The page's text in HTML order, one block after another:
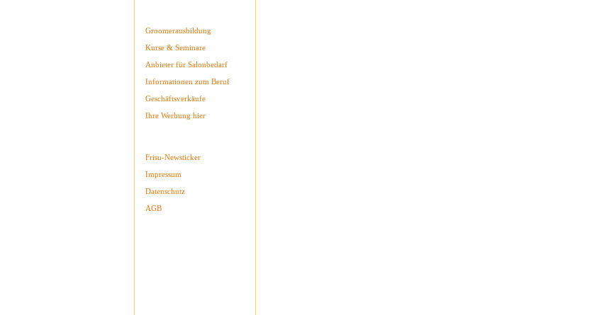
Groomerausbildung
Kurse & Seminare
Anbieter für Salonbedarf
Informationen zum Beruf
Geschäftsverkäufe
Ihre Werbung hier
Frisu-Newsticker
Impressum
Datenschutz
AGB